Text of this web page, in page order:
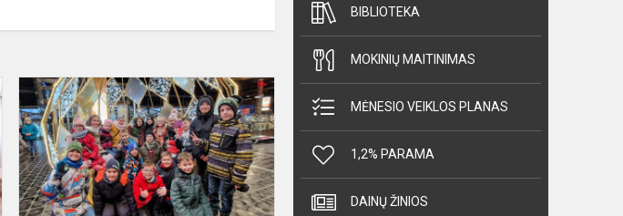
Kalėdos
Meninės
kūrybos
diena
,,Kalėdų
žvaigžė”
BIBLIOTEKA
MOKINIŲ MAITINIMAS
MĖNESIO VEIKLOS PLANAS
1,2% PARAMA
DAINŲ ŽINIOS